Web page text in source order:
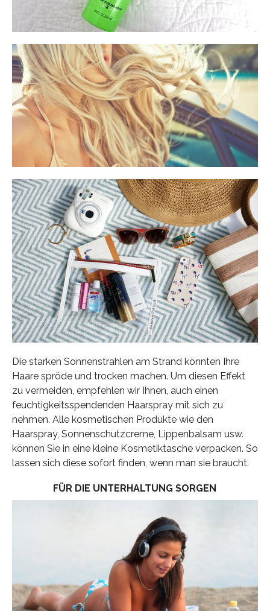
Die starken Sonnenstrahlen am Strand könnten Ihre
Haare spröde und trocken machen. Um diesen Effekt
zu vermeiden, empfehlen wir Ihnen, auch einen
feuchtigkeitsspendenden Haarspray mit sich zu
nehmen. Alle kosmetischen Produkte wie den
Haarspray, Sonnenschutzcreme, Lippenbalsam usw.
können Sie in eine kleine Kosmetiktasche verpacken. So
lassen sich diese sofort finden, wenn man sie braucht.
FÜR DIE UNTERHALTUNG SORGEN